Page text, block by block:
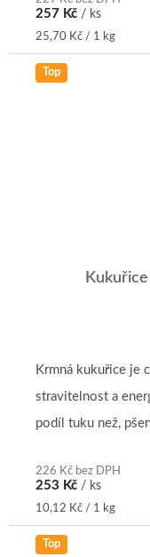
hvězdiček.
257 Kč / ks
Měrná
25,70 Kč / 1 kg
Top
je
z
5
226 Kč bez DPH
253 Kč / ks
Měrná
cena:
10,12 Kč / 1 kg
Krmná kukuřice je
stravitelnost a
podíl tuku než,
Top